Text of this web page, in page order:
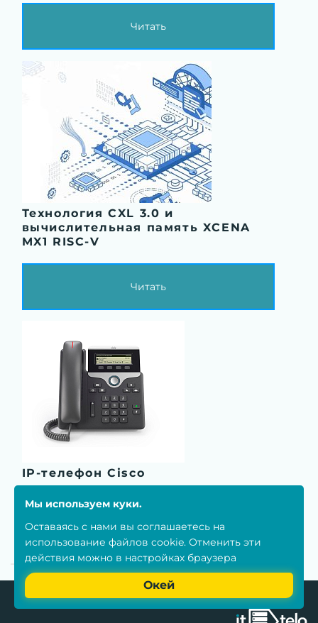
Читать
Технология CXL 3.0 и
вычислительная память XCENA
MX1 RISC-V
Читать
IP-телефон Cisco
Мы используем куки.
Оставаясь с нами вы соглашаетесь на
использование файлов cookie. Отменить эти
действия можно в настройках браузера
Окей